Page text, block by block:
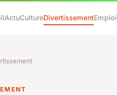
ActuCultureDivertissementEmploi